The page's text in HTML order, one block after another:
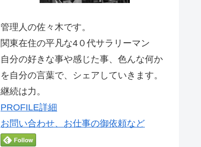
管理人の佐々木です。
関東在住の平凡な4０代サラリーマン
自分の好きな事や感じた事、色んな何か
を自分の言葉で、シェアしていきます。
継続は力。
PROFILE詳細
お問い合わせ、お仕事の御依頼など